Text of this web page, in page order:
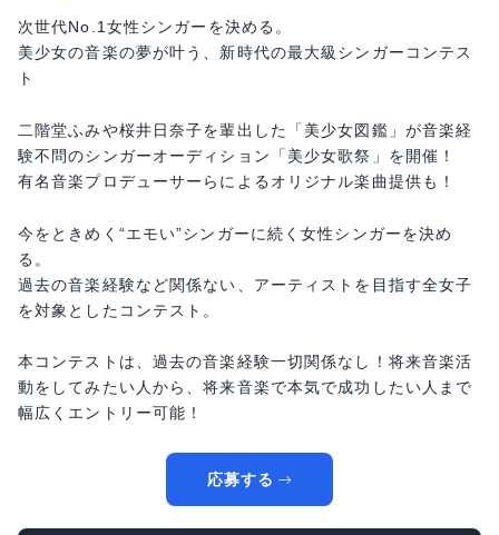
次世代No.1女性シンガーを決める。
美少女の音楽の夢が叶う、新時代の最大級シンガーコンテス
ト
二階堂ふみや桜井日奈子を輩出した「美少女図鑑」が音楽経
験不問のシンガーオーディション「美少女歌祭」を開催！
有名音楽プロデューサーらによるオリジナル楽曲提供も！
今をときめく“エモい”シンガーに続く女性シンガーを決め
る。
過去の音楽経験など関係ない、アーティストを目指す全女子
を対象としたコンテスト。
本コンテストは、過去の音楽経験一切関係なし！将来音楽活
動をしてみたい人から、将来音楽で本気で成功したい人まで
幅広くエントリー可能！
応募する